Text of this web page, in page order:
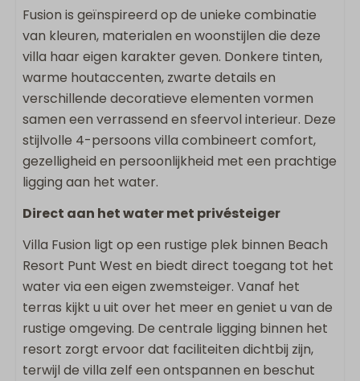
Strijkijzer
Oven
Strijkplank
Vaatwasser
Koelkast met vriesvak
Nespresso apparaat
Waterkoker
Broodrooster
Buiten
Loungebank
Sanitair
2 Badkamers
Badkamer ensuite
Inloopdouche
Fusion is geïnspireerd op de unieke combinatie
van kleuren, materialen en woonstijlen die deze
villa haar eigen karakter geven. Donkere tinten,
warme houtaccenten, zwarte details en
verschillende decoratieve elementen vormen
samen een verrassend en sfeervol interieur. Deze
stijlvolle 4-persoons villa combineert comfort,
gezelligheid en persoonlijkheid met een prachtige
ligging aan het water.
Direct aan het water met privésteiger
Villa Fusion ligt op een rustige plek binnen Beach
Resort Punt West en biedt direct toegang tot het
water via een eigen zwemsteiger. Vanaf het
terras kijkt u uit over het meer en geniet u van de
rustige omgeving. De centrale ligging binnen het
resort zorgt ervoor dat faciliteiten dichtbij zijn,
terwijl de villa zelf een ontspannen en beschut